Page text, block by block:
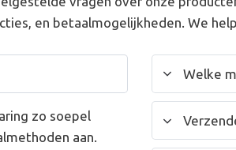
en betaalmogelijkheden. We
zo soepel
aan.
Welke